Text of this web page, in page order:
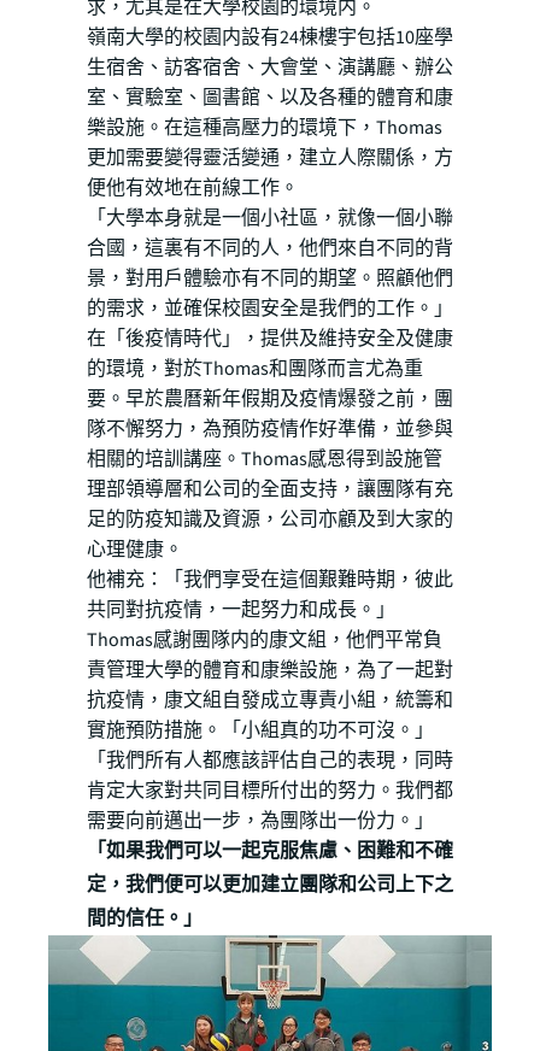
求，尤其是在大學校園的環境内。
嶺南大學的校園内設有24棟樓宇包括10座學
生宿舍、訪客宿舍、大會堂、演講廳、辦公
室、實驗室、圖書館、以及各種的體育和康
樂設施。在這種高壓力的環境下，Thomas
更加需要變得靈活變通，建立人際關係，方
便他有效地在前線工作。
「大學本身就是一個小社區，就像一個小聯
合國，這裏有不同的人，他們來自不同的背
景，對用戶體驗亦有不同的期望。照顧他們
的需求，並確保校園安全是我們的工作。」
在「後疫情時代」，提供及維持安全及健康
的環境，對於Thomas和團隊而言尤為重
要。早於農曆新年假期及疫情爆發之前，團
隊不懈努力，為預防疫情作好準備，並參與
相關的培訓講座。Thomas感恩得到設施管
理部領導層和公司的全面支持，讓團隊有充
足的防疫知識及資源，公司亦顧及到大家的
心理健康。
他補充：「我們享受在這個艱難時期，彼此
共同對抗疫情，一起努力和成長。」
Thomas感謝團隊内的康文組，他們平常負
責管理大學的體育和康樂設施，為了一起對
抗疫情，康文組自發成立專責小組，統籌和
實施預防措施。「小組真的功不可沒。」
「我們所有人都應該評估自己的表現，同時
肯定大家對共同目標所付出的努力。我們都
需要向前邁出一步，為團隊出一份力。」
「如果我們可以一起克服焦慮、困難和不確
定，我們便可以更加建立團隊和公司上下之
間的信任。」